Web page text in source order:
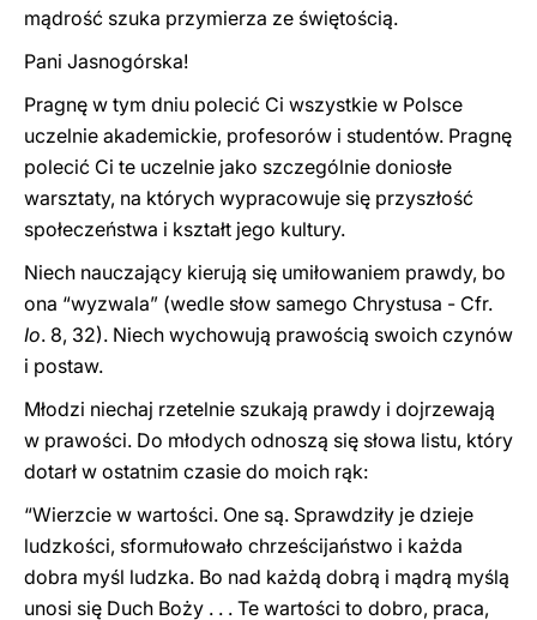
mądrość szuka przymierza ze świętością.
Pani Jasnogórska!
Pragnę w tym dniu polecić Ci wszystkie w Polsce
uczelnie akademickie, profesorów i studentów. Pragnę
polecić Ci te uczelnie jako szczególnie doniosłe
warsztaty, na których wypracowuje się przyszłość
społeczeństwa i kształt jego kultury.
Niech nauczający kierują się umiłowaniem prawdy, bo
ona “wyzwala” (wedle słow samego Chrystusa - Cfr.
Io. 8, 32). Niech wychowują prawością swoich czynów
i postaw.
Młodzi niechaj rzetelnie szukają prawdy i dojrzewają
w prawości. Do młodych odnoszą się słowa listu, który
dotarł w ostatnim czasie do moich rąk:
“Wierzcie w wartości. One są. Sprawdziły je dzieje
ludzkości, sformułowało chrześcijaństwo i każda
dobra myśl ludzka. Bo nad każdą dobrą i mądrą myślą
unosi się Duch Boży . . . Te wartości to dobro, praca,